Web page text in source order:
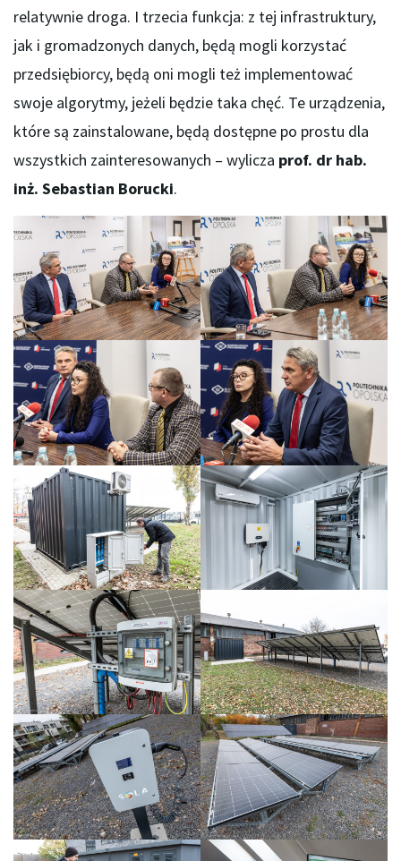
relatywnie droga. I trzecia funkcja: z tej infrastruktury,
jak i gromadzonych danych, będą mogli korzystać
przedsiębiorcy, będą oni mogli też implementować
swoje algorytmy, jeżeli będzie taka chęć. Te urządzenia,
które są zainstalowane, będą dostępne po prostu dla
wszystkich zainteresowanych – wylicza prof. dr hab.
inż. Sebastian Borucki.